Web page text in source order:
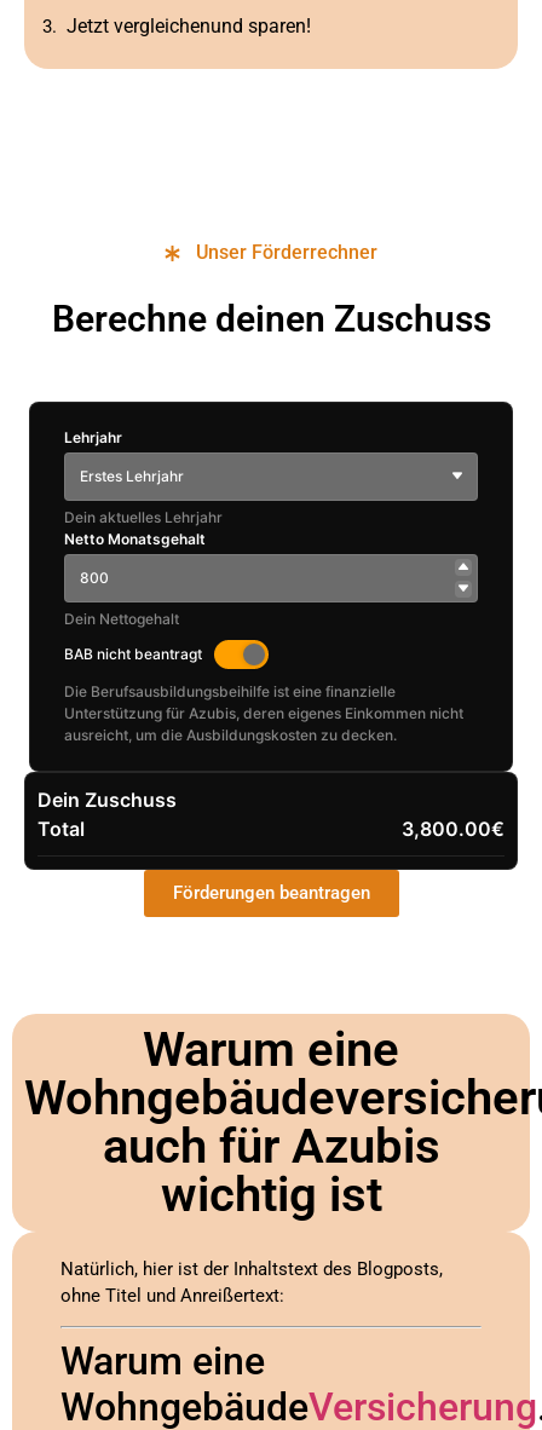
Jetzt vergleichenund sparen!
Unser Förderrechner
Berechne deinen Zuschuss
Lehrjahr
Erstes Lehrjahr
Dein aktuelles Lehrjahr
Netto Monatsgehalt
Dein Nettogehalt
BAB nicht beantragt
Die Berufsausbildungsbeihilfe ist eine finanzielle
Unterstützung für Azubis, deren eigenes Einkommen nicht
ausreicht, um die Ausbildungskosten zu decken.
Dein Zuschuss
Total
3,800.00€
Förderungen beantragen
Warum eine
auch für Azubis
wichtig ist
Natürlich, hier ist der Inhaltstext des Blogposts,
ohne Titel und Anreißertext:
Warum eine
WohngebäudeVersicherung